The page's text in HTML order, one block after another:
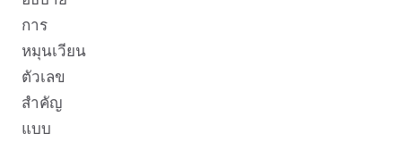
การ
หมุนเวียน
ตัวเลข
สำคัญ
แบบ